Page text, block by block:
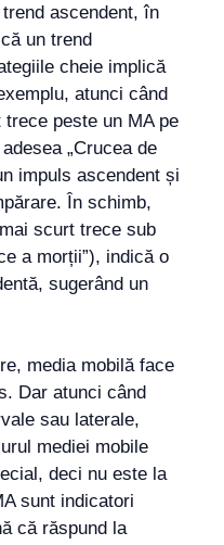
ascendent, în
un trend
cheie implică
atunci când
peste un MA pe
„Crucea de
impuls ascendent și
În schimb,
scurt trece sub
a morții”), indică o
sugerând un
media mobilă face
Dar atunci când
sau laterale,
mediei mobile
deci nu este la
sunt indicatori
că răspund la